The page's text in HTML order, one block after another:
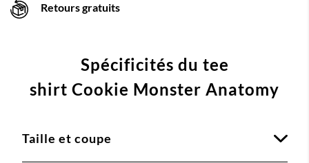
Retours gratuits
Spécificités du tee
shirt Cookie Monster Anatomy
Taille et coupe